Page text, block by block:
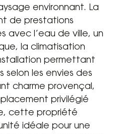
environnant. La
de prestations
avec l’eau de ville, un
la climatisation
permettant
selon les envies des
charme provençal,
privilégié
cette propriété
idéale pour une